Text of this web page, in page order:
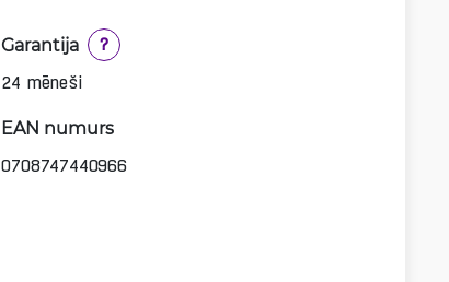
Garantija
?
24 mēneši
EAN numurs
0708747440966